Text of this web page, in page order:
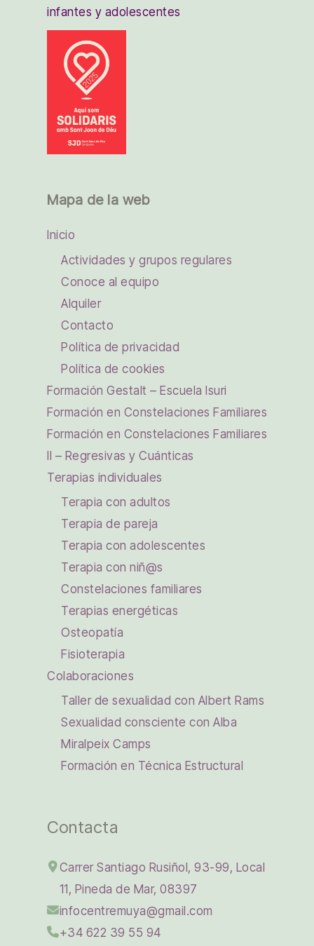
infantes y adolescentes
Mapa de la web
Inicio
Actividades y grupos regulares
Conoce al equipo
Alquiler
Contacto
Política de privacidad
Política de cookies
Formación Gestalt – Escuela Isuri
Formación en Constelaciones Familiares
Formación en Constelaciones Familiares
II – Regresivas y Cuánticas
Terapias individuales
Terapia con adultos
Terapia de pareja
Terapia con adolescentes
Terapia con niñ@s
Constelaciones familiares
Terapias energéticas
Osteopatía
Fisioterapia
Colaboraciones
Taller de sexualidad con Albert Rams
Sexualidad consciente con Alba
Miralpeix Camps
Formación en Técnica Estructural
Contacta
Carrer Santiago Rusiñol, 93-99, Local
11, Pineda de Mar, 08397
infocentremuya@gmail.com
+34 622 39 55 94